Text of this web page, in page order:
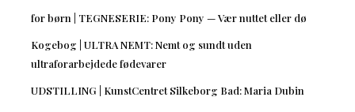
for børn | TEGNESERIE: Pony Pony — Vær nuttet eller dø
Kogebog | ULTRA NEMT: Nemt og sundt uden
ultraforarbejdede fødevarer
UDSTILLING | KunstCentret Silkeborg Bad: Maria Dubin